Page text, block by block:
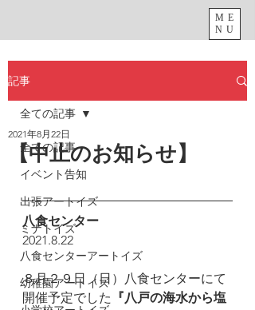
ME
NU
記事
全ての記事
イベント告知
出張アートイズ
ミナトイズ
八食センターアートイズ
幼稚園アートイズ
全ての記事
【中止のお知らせ】
2021年8月22日
八食センター
2021.8.22
８月２９日（日）八食センターにて
開催予定でした 『八戸の海水から塩